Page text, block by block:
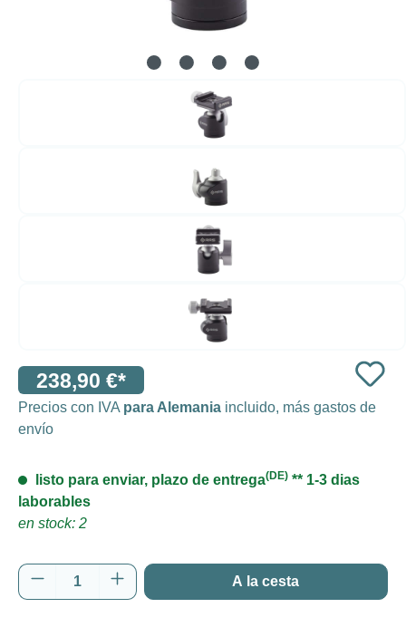
238,90 €*
Precios con IVA para Alemania incluido, más gastos de
envío
listo para enviar, plazo de entrega(DE) ** 1-3 dias
laborables
en stock: 2
Cantidad del producto: introduce la
A la cesta